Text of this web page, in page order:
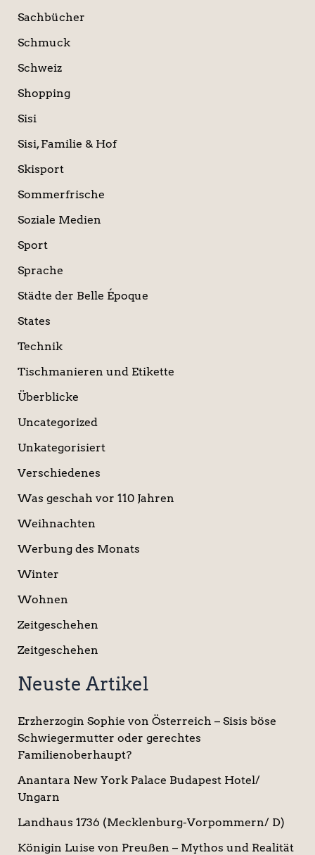
Sachbücher
Schmuck
Schweiz
Shopping
Sisi
Sisi, Familie & Hof
Skisport
Sommerfrische
Soziale Medien
Sport
Sprache
Städte der Belle Époque
States
Technik
Tischmanieren und Etikette
Überblicke
Uncategorized
Unkategorisiert
Verschiedenes
Was geschah vor 110 Jahren
Weihnachten
Werbung des Monats
Winter
Wohnen
Zeitgeschehen
Zeitgeschehen
Neuste Artikel
Erzherzogin Sophie von Österreich – Sisis böse
Schwiegermutter oder gerechtes
Familienoberhaupt?
Anantara New York Palace Budapest Hotel/
Ungarn
Landhaus 1736 (Mecklenburg-Vorpommern/ D)
Königin Luise von Preußen – Mythos und Realität